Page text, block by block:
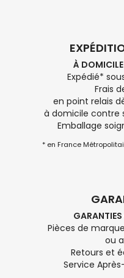
À
Expédié*
Frais
en point relais
à domicile contre
Emballage
* en France
Pièces de
ou
Retours et
Service